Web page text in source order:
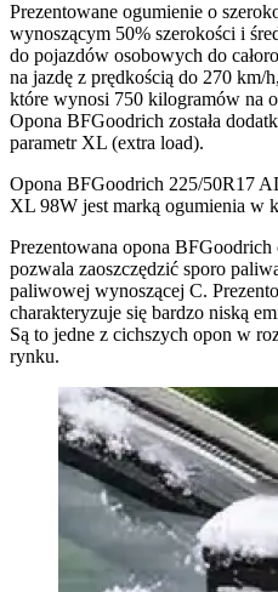
Prezentowane ogumienie o
wynoszącym 50% szerokości i
do pojazdów osobowych do
na jazdę z prędkością do 270 km/
które wynosi 750 kilogramów na
Opona BFGoodrich została
parametr XL (extra load).
Opona BFGoodrich 225/50R17
XL 98W jest marką ogumienia w
Prezentowana opona
pozwala zaoszczędzić sporo
paliwowej wynoszącej C.
charakteryzuje się bardzo niską
Są to jedne z cichszych opon w
rynku.